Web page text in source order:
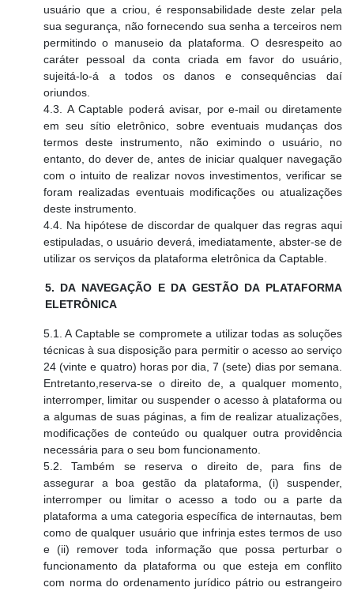
usuário que a criou, é responsabilidade deste zelar pela
sua segurança, não fornecendo sua senha a terceiros nem
permitindo o manuseio da plataforma. O desrespeito ao
caráter pessoal da conta criada em favor do usuário,
sujeitá-lo-á a todos os danos e consequências daí
oriundos.
4.3. A Captable poderá avisar, por e-mail ou diretamente
em seu sítio eletrônico, sobre eventuais mudanças dos
termos deste instrumento, não eximindo o usuário, no
entanto, do dever de, antes de iniciar qualquer navegação
com o intuito de realizar novos investimentos, verificar se
foram realizadas eventuais modificações ou atualizações
deste instrumento.
4.4. Na hipótese de discordar de qualquer das regras aqui
estipuladas, o usuário deverá, imediatamente, abster-se de
utilizar os serviços da plataforma eletrônica da Captable.
5. DA NAVEGAÇÃO E DA GESTÃO DA PLATAFORMA
ELETRÔNICA
5.1. A Captable se compromete a utilizar todas as soluções
técnicas à sua disposição para permitir o acesso ao serviço
24 (vinte e quatro) horas por dia, 7 (sete) dias por semana.
Entretanto,reserva-se o direito de, a qualquer momento,
interromper, limitar ou suspender o acesso à plataforma ou
a algumas de suas páginas, a fim de realizar atualizações,
modificações de conteúdo ou qualquer outra providência
necessária para o seu bom funcionamento.
5.2. Também se reserva o direito de, para fins de
assegurar a boa gestão da plataforma, (i) suspender,
interromper ou limitar o acesso a todo ou a parte da
plataforma a uma categoria específica de internautas, bem
como de qualquer usuário que infrinja estes termos de uso
e (ii) remover toda informação que possa perturbar o
funcionamento da plataforma ou que esteja em conflito
com norma do ordenamento jurídico pátrio ou estrangeiro